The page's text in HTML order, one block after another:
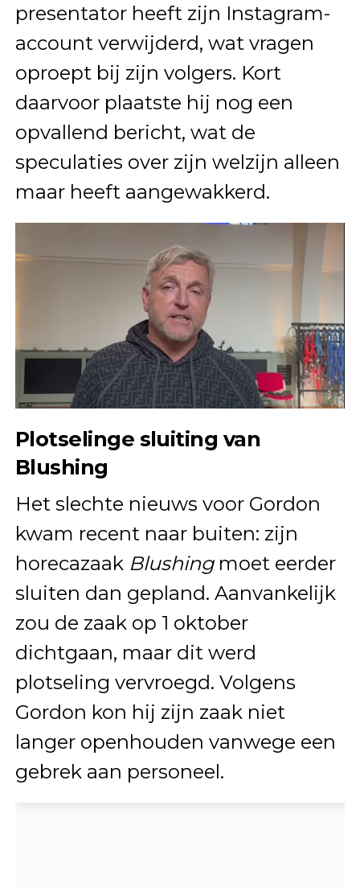
presentator heeft zijn Instagram-
account verwijderd, wat vragen
oproept bij zijn volgers. Kort
daarvoor plaatste hij nog een
opvallend bericht, wat de
speculaties over zijn welzijn alleen
maar heeft aangewakkerd.
Plotselinge sluiting van
Blushing
Het slechte nieuws voor Gordon
kwam recent naar buiten: zijn
horecazaak Blushingmoet eerder
sluiten dan gepland. Aanvankelijk
zou de zaak op 1 oktober
dichtgaan, maar dit werd
plotseling vervroegd. Volgens
Gordon kon hij zijn zaak niet
langer openhouden vanwege een
gebrek aan personeel.